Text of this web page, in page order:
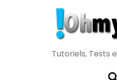
Tutoriels, Tests